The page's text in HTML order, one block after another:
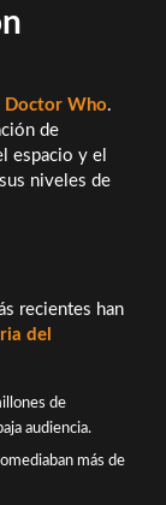
Doctor Who.
de
espacio y el
niveles de
recientes han
del
de
audiencia.
más de